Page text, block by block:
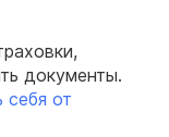
документы.
себя от